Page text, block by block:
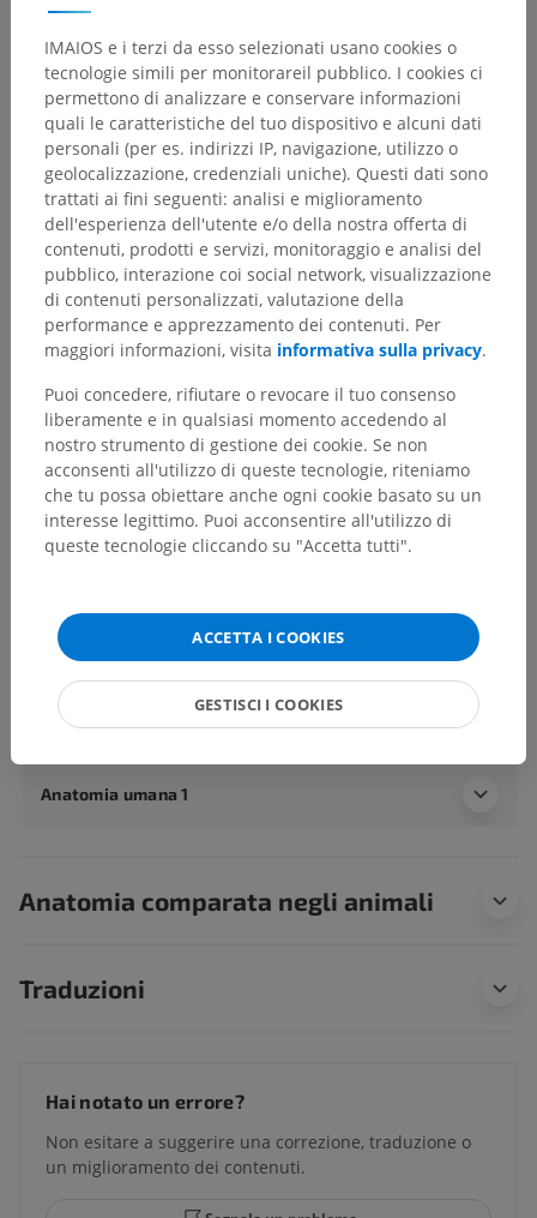
Gerarchia anatomica
Anatomia umana 2
Corpo umano> Sistemi integrativi>
Apparato cardiovascolare> Vasi cardiaci>
Vene cardiache
Strutture sottostanti:
Seno coronario
Vene cardiache anteriori
Vene cardiache minime
Anatomia umana 1
Anatomia comparata negli animali
Traduzioni
Hai notato un errore?
Non esitare a suggerire una correzione, traduzione o
un miglioramento dei contenuti.
IMAIOS e i terzi da esso selezionati usano cookies o
tecnologie simili per monitorareil pubblico. I cookies ci
permettono di analizzare e conservare informazioni
quali le caratteristiche del tuo dispositivo e alcuni dati
personali (per es. indirizzi IP, navigazione, utilizzo o
geolocalizzazione, credenziali uniche). Questi dati sono
trattati ai fini seguenti: analisi e miglioramento
dell'esperienza dell'utente e/o della nostra offerta di
contenuti, prodotti e servizi, monitoraggio e analisi del
pubblico, interazione coi social network, visualizzazione
di contenuti personalizzati, valutazione della
performance e apprezzamento dei contenuti. Per
maggiori informazioni, visita informativa sulla privacy.
Puoi concedere, rifiutare o revocare il tuo consenso
liberamente e in qualsiasi momento accedendo al
nostro strumento di gestione dei cookie. Se non
acconsenti all'utilizzo di queste tecnologie, riteniamo
che tu possa obiettare anche ogni cookie basato su un
interesse legittimo. Puoi acconsentire all'utilizzo di
queste tecnologie cliccando su "Accetta tutti".
ACCETTA I COOKIES
GESTISCI I COOKIES